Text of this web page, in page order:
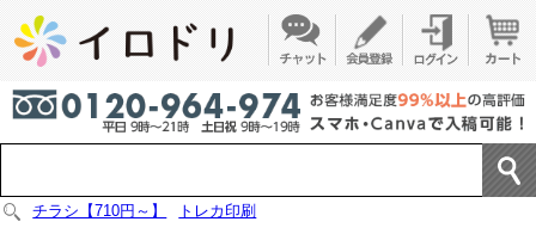
チラシ【710円～】 トレカ印刷